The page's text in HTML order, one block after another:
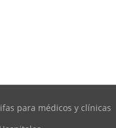
para médicos y clínicas